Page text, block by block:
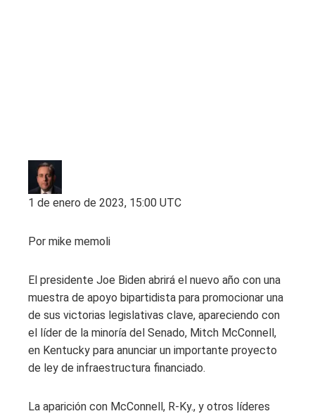
1 de enero de 2023, 15:00 UTC
Por mike memoli
El presidente Joe Biden abrirá el nuevo año con una
muestra de apoyo bipartidista para promocionar una
de sus victorias legislativas clave, apareciendo con
el líder de la minoría del Senado, Mitch McConnell,
en Kentucky para anunciar un importante proyecto
de ley de infraestructura financiado.
La aparición con McConnell, R-Ky., y otros líderes